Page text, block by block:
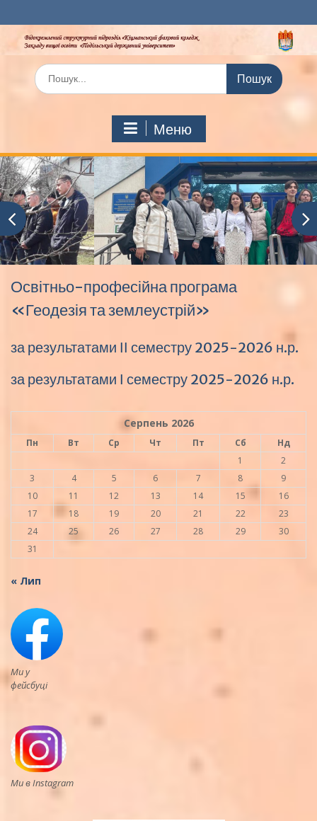
до
вмісту
Шукати:
Меню
Освітньо-професійна програма
«Геодезія та землеустрій»
за результатами ІІ семестру 2025-2026 н.р.
за результатами І семестру 2025-2026 н.р.
Серпень 2026
Пн Вт Ср Чт Пт Сб
Нд
1
2
3
4 5 6 7 8
9
10
11 12 13 14 15
16
17
18 19 20 21 22
23
24
25 26 27 28 29
30
31
« Лип
Ми у
фейсбуці
Ми в Instagram